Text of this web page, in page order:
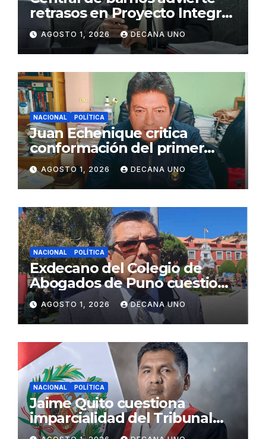
retrasos en Proyecto Integral
de Agua y Alcantarillado para
Juliaca
AGOSTO 1, 2026 DECANA UNO
NACIONAL POLÍTICA
Juan Echenique critica
conformación del primer
gabinete ministerial de Keiko
Fujimori
AGOSTO 1, 2026 DECANA UNO
NACIONAL POLÍTICA
Exdecano del Colegio de
Abogados de Puno cuestiona
propuestas sobre seguridad
ciudadana
AGOSTO 1, 2026 DECANA UNO
NACIONAL POLÍTICA
Jaime Quito cuestiona
imparcialidad del Tribunal
Constitucional tras liberación